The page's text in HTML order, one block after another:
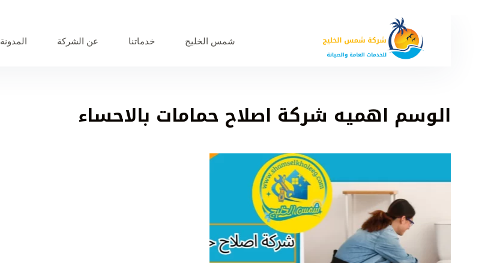
شمس الخليج خدماتنا عن الشركة المدونة
الوسم اهميه شركة اصلاح حمامات بالاحساء